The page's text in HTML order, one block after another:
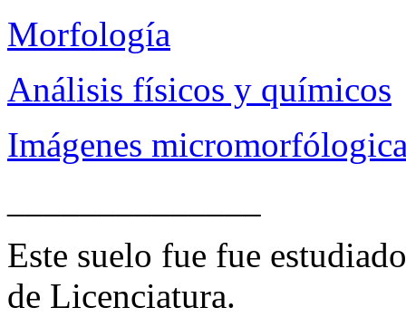
Morfología
Análisis físicos y químicos
Imágenes
Este suelo fue fue
de Licenciatura.